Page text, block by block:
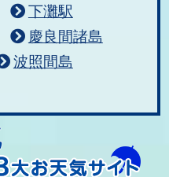
下灘駅
慶良間諸島
波照間島